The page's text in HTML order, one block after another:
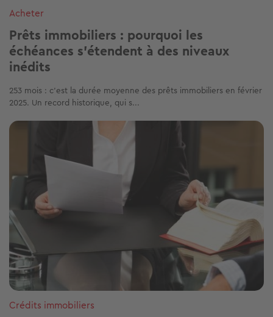
Acheter
Prêts immobiliers : pourquoi les
échéances s'étendent à des niveaux
inédits
253 mois : c’est la durée moyenne des prêts immobiliers en février
2025. Un record historique, qui s...
Image
Crédits immobiliers